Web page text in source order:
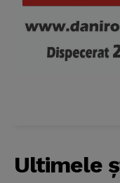
Ultimele